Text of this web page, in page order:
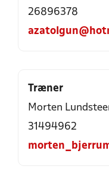
26896378
Træner
Morten
31494962